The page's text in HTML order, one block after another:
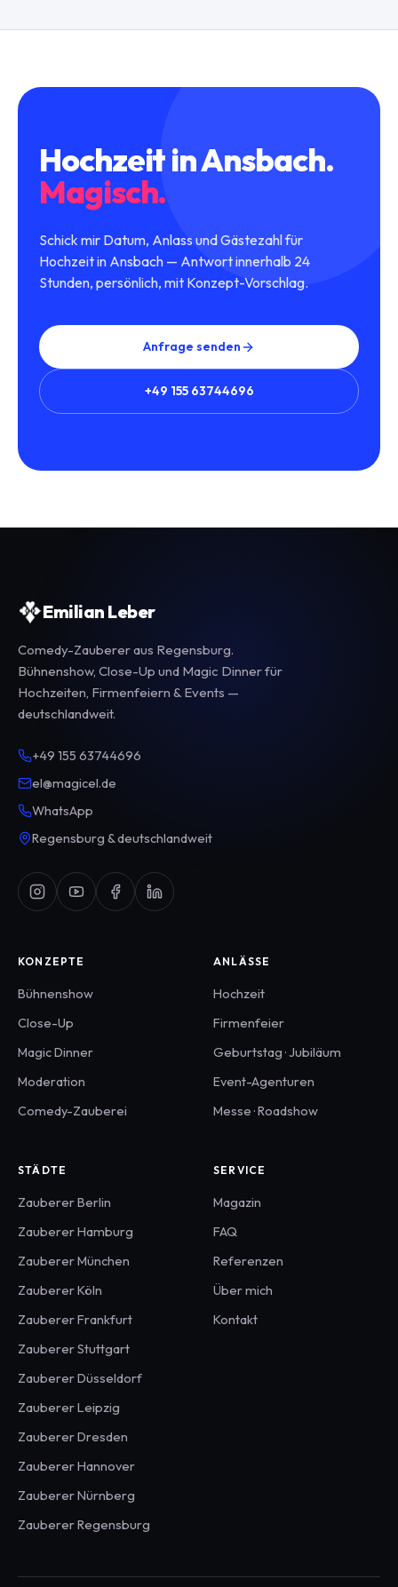
HochzeitinAnsbach.
Magisch.
Schick mir Datum, Anlass und Gästezahl für
Hochzeit in Ansbach — Antwort innerhalb 24
Stunden, persönlich, mit Konzept-Vorschlag.
Anfrage senden
+49 155 63744696
Emilian Leber
Comedy-Zauberer aus Regensburg.
Bühnenshow, Close-Up und Magic Dinner für
Hochzeiten, Firmenfeiern & Events —
deutschlandweit.
+49 155 63744696
el@magicel.de
WhatsApp
Regensburg & deutschlandweit
KONZEPTE
Bühnenshow
Close-Up
Magic Dinner
Moderation
Comedy-Zauberei
ANLÄSSE
Hochzeit
Firmenfeier
Geburtstag · Jubiläum
Event-Agenturen
Messe · Roadshow
STÄDTE
ZaubererBerlin
ZaubererHamburg
ZaubererMünchen
ZaubererKöln
ZaubererFrankfurt
ZaubererStuttgart
ZaubererDüsseldorf
ZaubererLeipzig
ZaubererDresden
ZaubererHannover
ZaubererNürnberg
ZaubererRegensburg
SERVICE
Magazin
FAQ
Referenzen
Über mich
Kontakt